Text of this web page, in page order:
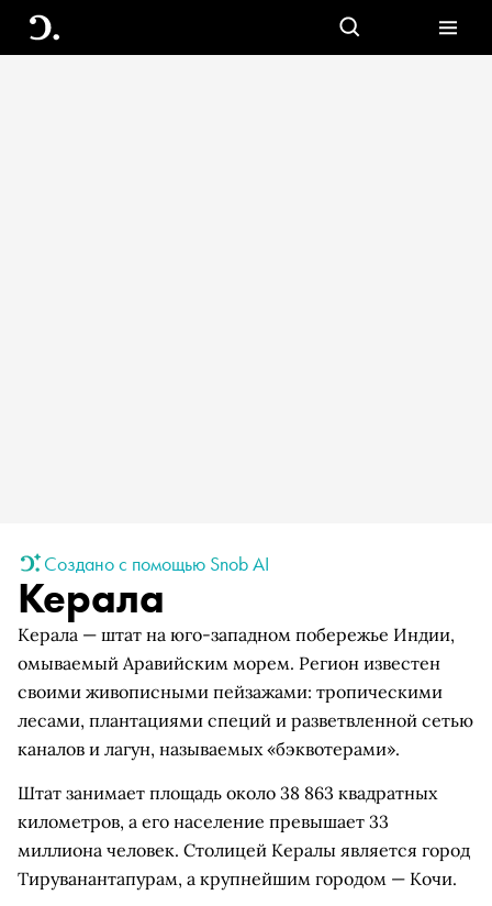
Создано с помощью Snob AI
Керала
Керала — штат на юго-западном побережье Индии,
омываемый Аравийским морем. Регион известен
своими живописными пейзажами: тропическими
лесами, плантациями специй и разветвленной сетью
каналов и лагун, называемых «бэквотерами».
Штат занимает площадь около 38 863 квадратных
километров, а его население превышает 33
миллиона человек. Столицей Кералы является город
Тируванантапурам, а крупнейшим городом — Кочи.